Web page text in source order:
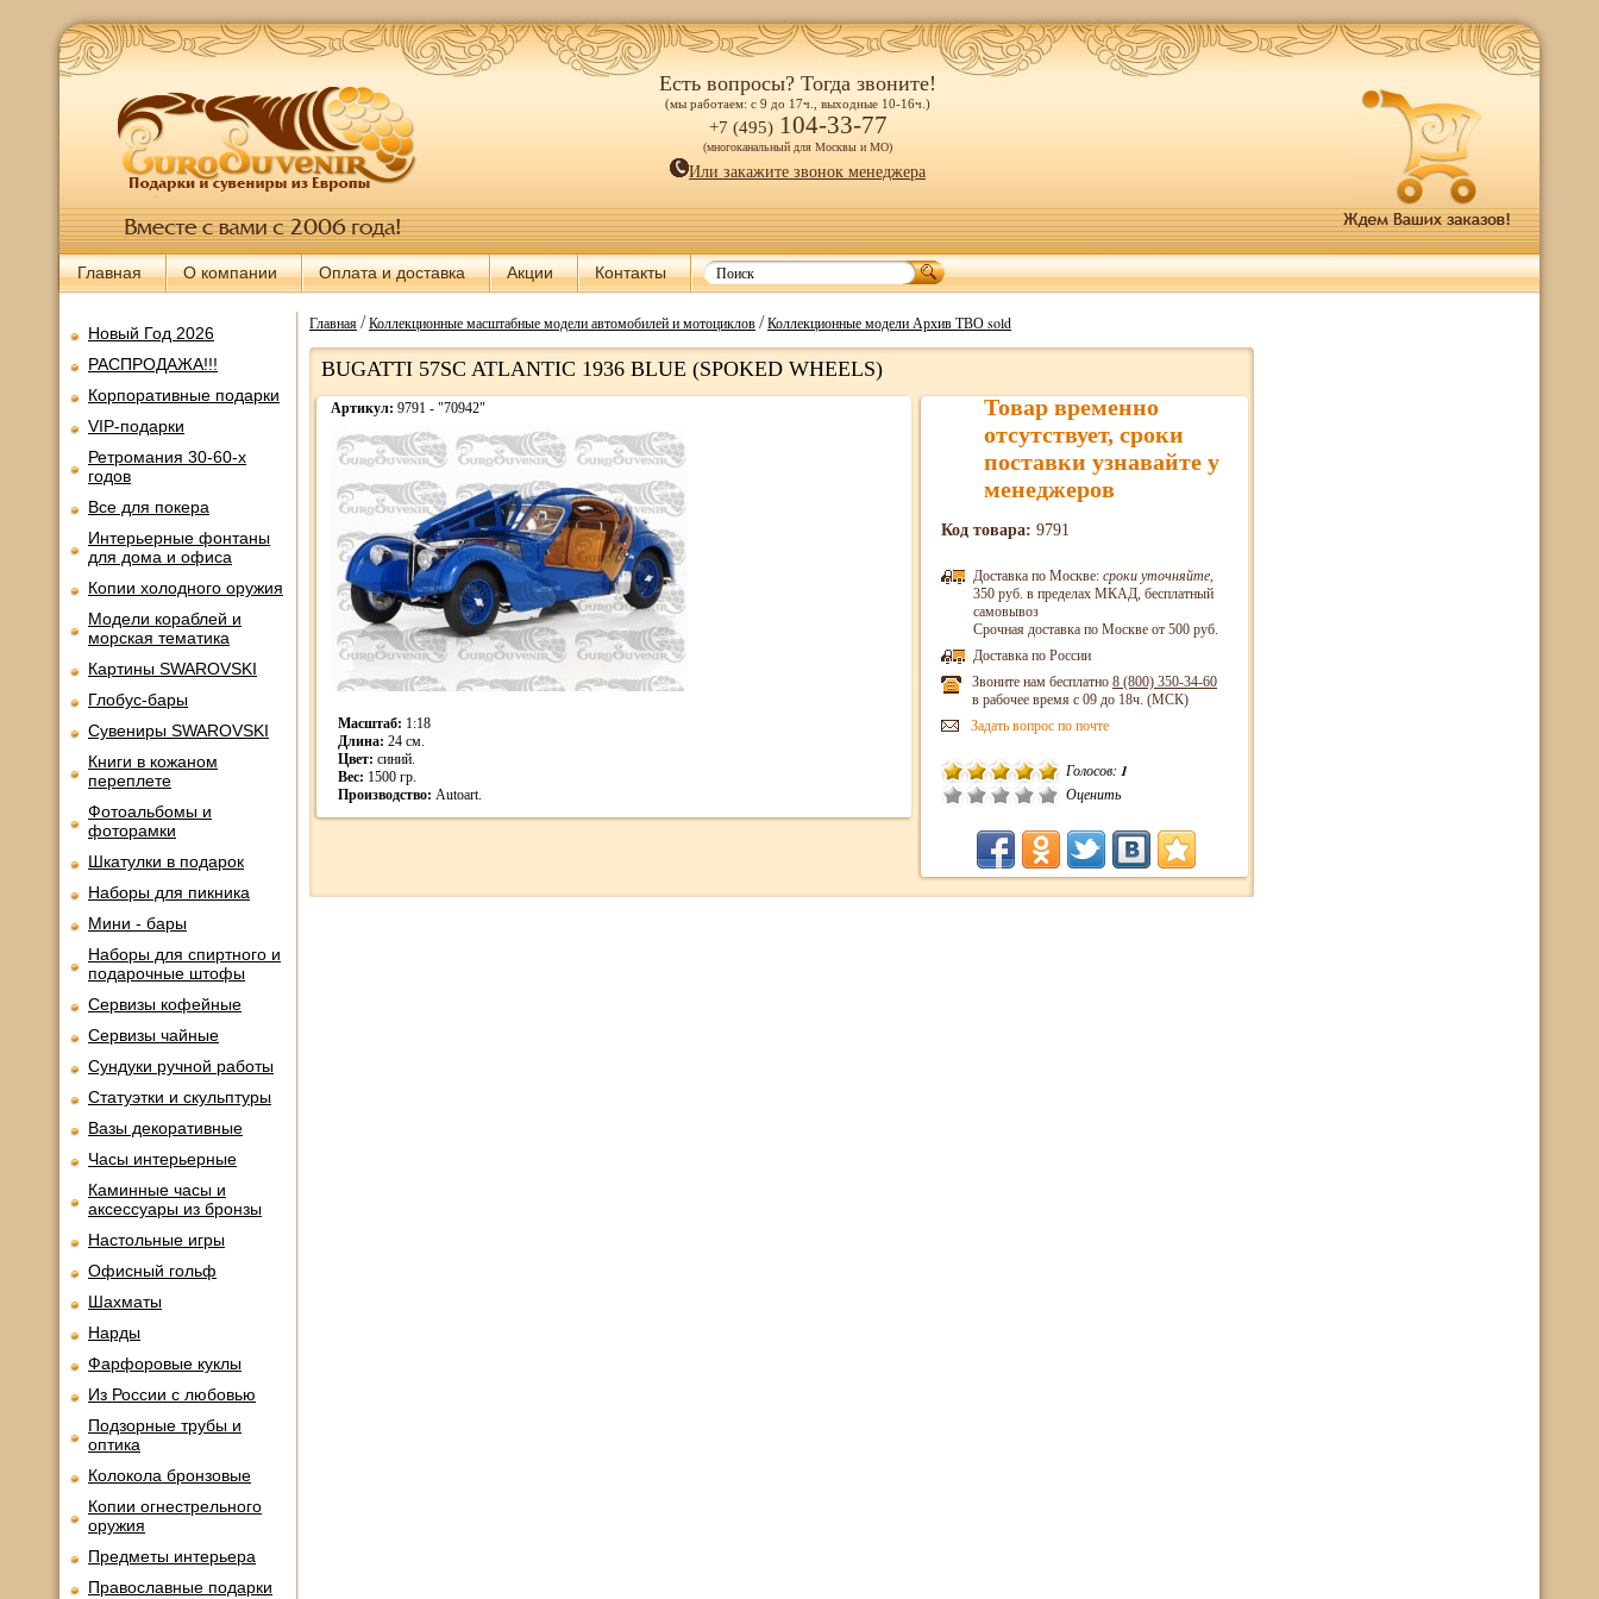
Есть вопросы? Тогда звоните!
(мы работаем: с 9 до 17ч., выходные 10-16ч.)
+7 (495) 104-33-77
(многоканальный для Москвы и МО)
Или закажите звонок менеджера
Главная О компании Оплата и доставка Акции Контакты
Новый Год 2026
РАСПРОДАЖА!!!
Корпоративные подарки
VIP-подарки
Ретромания 30-60-х
годов
Все для покера
Интерьерные фонтаны
для дома и офиса
Копии холодного оружия
Модели кораблей и
морская тематика
Картины SWAROVSKI
Глобус-бары
Сувениры SWAROVSKI
Книги в кожаном
переплете
Фотоальбомы и
фоторамки
Шкатулки в подарок
Наборы для пикника
Мини - бары
Наборы для спиртного и
подарочные штофы
Сервизы кофейные
Сервизы чайные
Сундуки ручной работы
Статуэтки и скульптуры
Вазы декоративные
Часы интерьерные
Каминные часы и
аксессуары из бронзы
Настольные игры
Офисный гольф
Шахматы
Нарды
Фарфоровые куклы
Из России с любовью
Подзорные трубы и
оптика
Колокола бронзовые
Копии огнестрельного
оружия
Предметы интерьера
Православные подарки
Главная/Коллекционные масштабные модели автомобилей и мотоциклов/Коллекционные модели Архив ТВО sold
BUGATTI 57SC ATLANTIC 1936 BLUE (SPOKED WHEELS)
Артикул: 9791 - "70942"
Масштаб: 1:18
Длина: 24 см.
Цвет: синий.
Вес: 1500 гр.
Производство: Autoart.
Товар временно
отсутствует, сроки
поставки узнавайте у
менеджеров
Код товара: 9791
Доставка по Москве: сроки уточняйте,
350 руб. в пределах МКАД, бесплатный
самовывоз
Срочная доставка по Москве от 500 руб.
Доставка по России
Звоните нам бесплатно 8 (800) 350-34-60
в рабочее время с 09 до 18ч. (МСК)
Задать вопрос по почте
Голосов: 1
Оценить